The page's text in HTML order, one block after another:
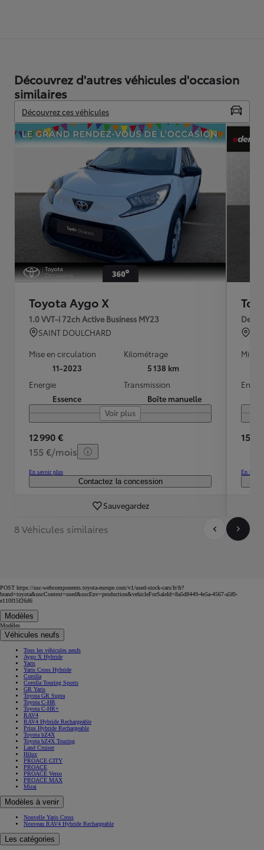
Découvrez d'autres véhicules d'occasion
similaires
Découvrez ces véhicules
Toyota Aygo X
1.0 VVT-i 72ch Active Business MY23
SAINT DOULCHARD
Mise en circulation
11-2023
Kilométrage
5 138 km
Energie
Essence
Transmission
Boîte manuelle
Voir plus
12 990 €
155 €/mois
En savoir plus
Contactez la concession
Sauvegardez
Mise
15
En
8 Véhicules similaires
POST https://usc-webcomponents.toyota-europe.com/v1/used-stock-cars/fr/fr?
brand=toyota&uscContext=used&uscEnv=production&vehicleForSaleId=8a5d8449-4e5a-4567-a5f0-
e110f15f26d6
Modèles
Modèles
Véhicules neufs
Tous les véhicules neufs
Aygo X Hybride
Yaris
Yaris Cross Hybride
Corolla
Corolla Touring Sports
GR Yaris
Toyota GR Supra
Toyota C-HR
Toyota C-HR+
RAV4
RAV4 Hybride Rechargeable
Prius Hybride Rechargeable
Toyota bZ4X
Toyota bZ4X Touring
Land Cruiser
Hilux
PROACE CITY
PROACE
PROACE Verso
PROACE MAX
Mirai
Modèles à venir
Nouvelle Yaris Cross
Nouveau RAV4 Hybride Rechargeable
Les catégories